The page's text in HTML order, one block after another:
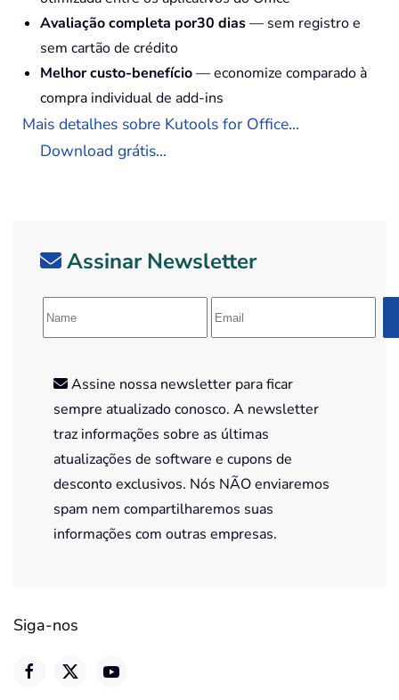
Avaliação completa por30 dias— sem registro e
sem cartão de crédito
Melhor custo-benefício— economize comparado à
compra individual de add-ins
Mais detalhes sobre Kutools for Office...
Download grátis...
Assinar Newsletter
Assine nossa newsletter para ficar
sempre atualizado conosco. A newsletter
traz informações sobre as últimas
atualizações de software e cupons de
desconto exclusivos. Nós NÃO enviaremos
spam nem compartilharemos suas
informações com outras empresas.
Siga-nos